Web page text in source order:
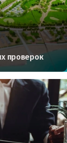
проверок